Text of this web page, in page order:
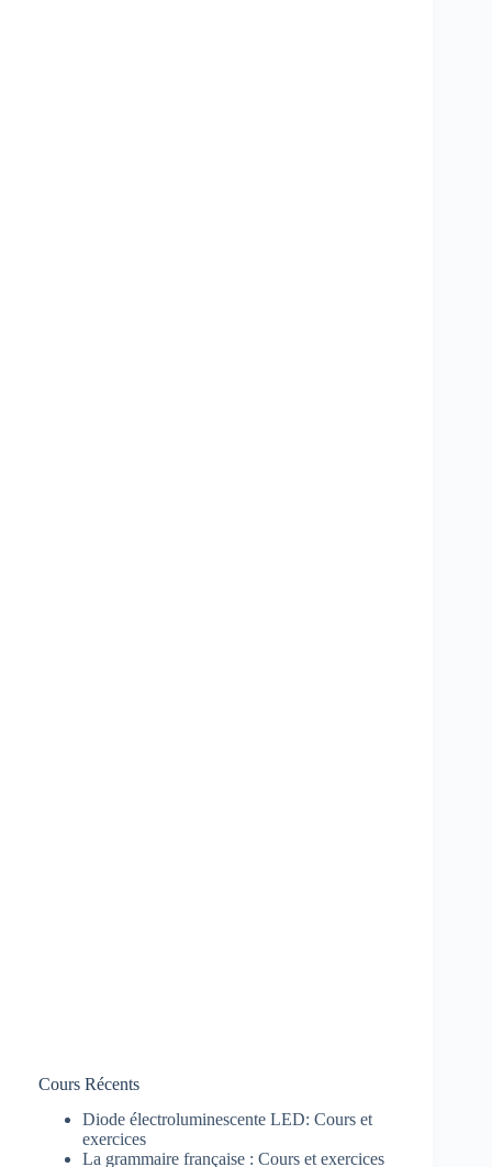
Cours Récents
Diode électroluminescente LED: Cours et
exercices
La grammaire française : Cours et exercices